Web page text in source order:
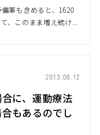
軍も含めると、1620
、このまま増え続け...
2013.08.12
に、運動療法
もあるのでし